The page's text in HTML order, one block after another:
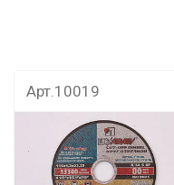
Арт.10019